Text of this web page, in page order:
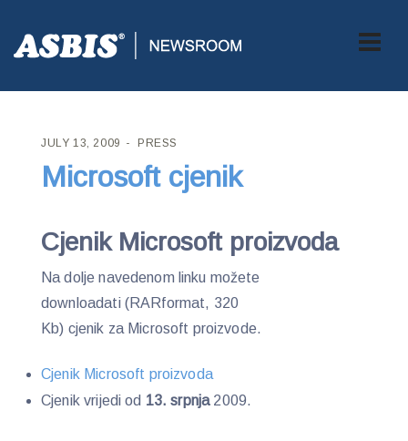
ASBIS CROATIA >PRESS> MICROSOFT CJENIK
JULY 13, 2009 PRESS
Microsoft cjenik
Cjenik Microsoft proizvoda
Na dolje navedenom linku možete
downloadati (RARformat, 320
Kb) cjenik za Microsoft proizvode.
Cjenik Microsoft proizvoda
Cjenik vrijedi od 13. srpnja 2009.